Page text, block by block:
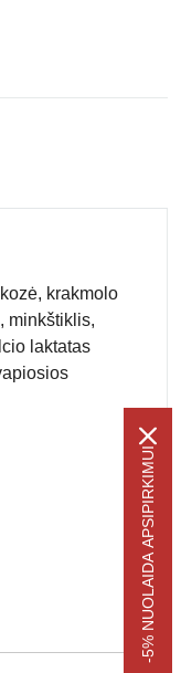
krakmolo
minkštiklis,
laktatas
-5% NUOLAIDA APSIPIRKIMUI